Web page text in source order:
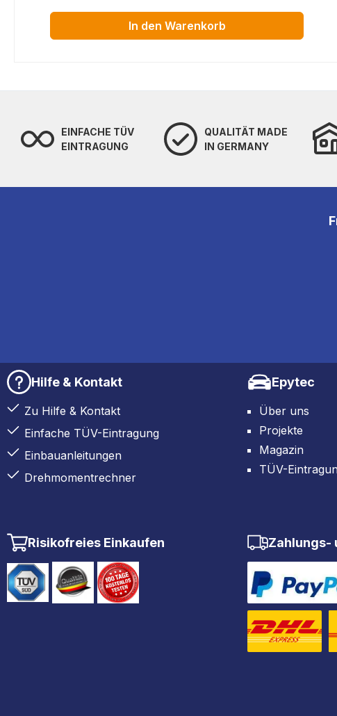
In den Warenkorb
EINFACHE TÜV
EINTRAGUNG
QUALITÄT MADE
IN GERMANY
Hilfe & Kontakt
Zu Hilfe & Kontakt
Einfache TÜV-Eintragung
Einbauanleitungen
Drehmomentrechner
Epytec
Über uns
Projekte
Magazin
TÜV-
Risikofreies Einkaufen Zahlungs-